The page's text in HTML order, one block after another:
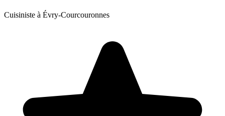
Cuisiniste à Évry-Courcouronnes